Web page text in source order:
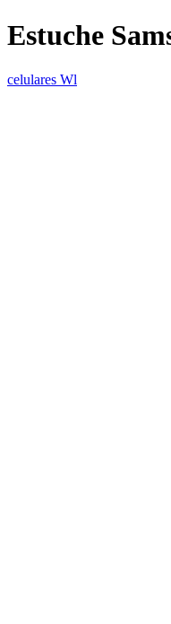
Estuche
celulares Wl